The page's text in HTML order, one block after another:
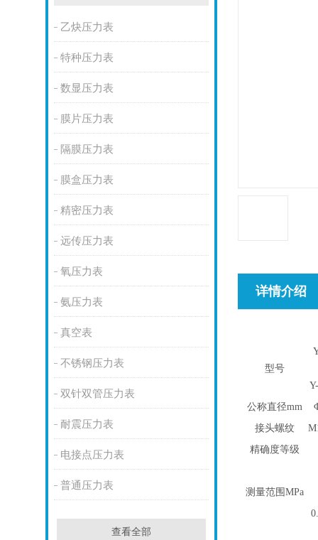
乙炔压力表
特种压力表
数显压力表
膜片压力表
隔膜压力表
膜盒压力表
精密压力表
远传压力表
氧压力表
氨压力表
真空表
不锈钢压力表
双针双管压力表
耐震压力表
电接点压力表
普通压力表
查看全部
详情介绍
型号
公称直径mm
接头螺纹
精确度等级
测量范围MPa